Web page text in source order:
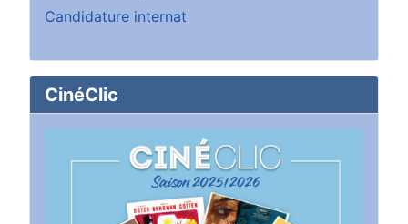
Candidature internat
CinéClic